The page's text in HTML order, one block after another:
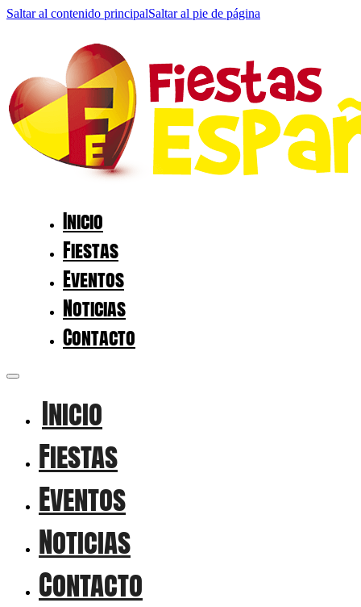
Saltar al contenido principalSaltar al pie de página
Inicio
Fiestas
Eventos
Noticias
Contacto
Inicio
Fiestas
Eventos
Noticias
Contacto